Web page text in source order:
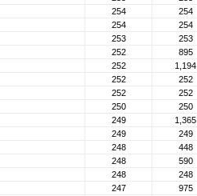
254
254
254
254
253
253
252
895
252
1,194
252
252
252
252
250
250
249
1,365
249
249
248
448
248
590
248
248
247
975